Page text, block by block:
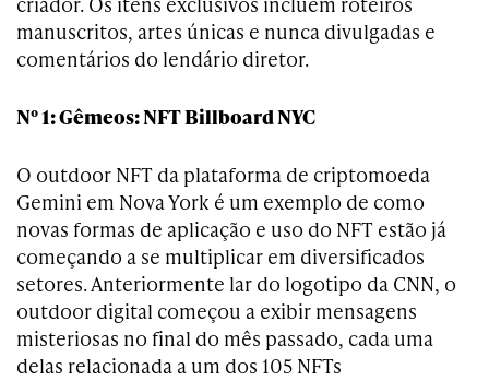
manuscritos, artes únicas e nunca divulgadas e
comentários do lendário diretor.
Nº 1: Gêmeos: NFT Billboard NYC
O outdoor NFT da plataforma de criptomoeda
Gemini em Nova York é um exemplo de como
novas formas de aplicação e uso do NFT estão já
começando a se multiplicar em diversificados
setores. Anteriormente lar do logotipo da CNN, o
outdoor digital começou a exibir mensagens
misteriosas no final do mês passado, cada uma
delas relacionada a um dos 105 NFTs